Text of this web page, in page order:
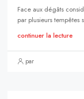
Face aux dégâts
par plusieurs tempêtes
continuer la lecture
par